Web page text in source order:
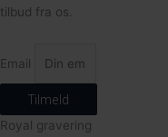
tilbud fra os.
Email
Tilmeld
Royal gravering